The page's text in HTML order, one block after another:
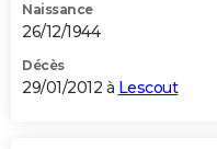
Naissance
26/12/1944
Décès
29/01/2012 à Lescout